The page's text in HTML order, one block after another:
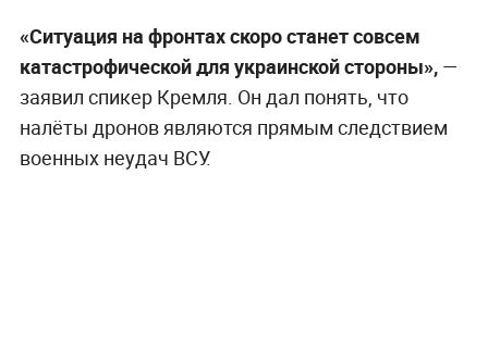
«Ситуация на фронтах скоро станет совсем
катастрофической для украинской стороны»,—
заявил спикер Кремля. Он дал понять, что
налёты дронов являются прямым следствием
военных неудач ВСУ.